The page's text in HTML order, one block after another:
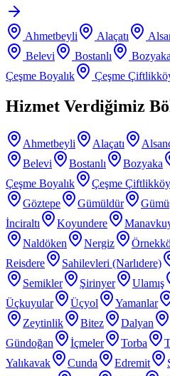
Ahmetbeyli Alaçatı
Belevi
Bostanlı
Çeşme Boyalık
Çeşme
Hizmet Verdiğimiz
Ahmetbeyli Alaçatı
Belevi
Bostanlı Bozyaka
Çeşme Boyalık
Çeşme Çiftlikköy
Göztepe
Gümüldür
İnciraltı
Koyundere
Naldöken
Nergiz
Reisdere
Sahilevleri (Narlıdere)
Semikler
Şirinyer Ulamış
Üçkuyular
Üçyol Yamanlar
Zeytinlik
Bitez Dalyan
Gündoğan
İçmeler Torba
Yalıkavak
Cunda Edremit